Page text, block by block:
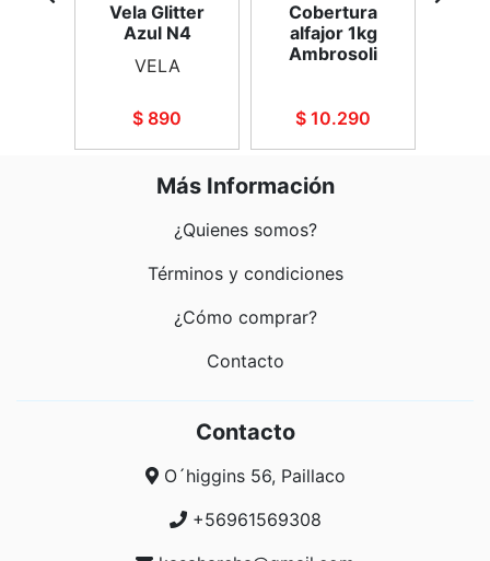
Vela Glitter
Azul N4
VELA
$ 890
Cobertura
alfajor 1kg
Ambrosoli
$ 10.290
Más Información
¿Quienes somos?
Términos y condiciones
¿Cómo comprar?
Contacto
Contacto
O´higgins 56, Paillaco
+56961569308